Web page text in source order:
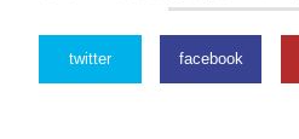
twitter facebook